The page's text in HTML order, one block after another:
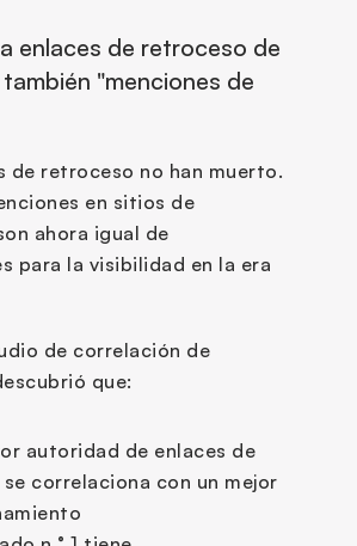
enlaces de retroceso de
"menciones de
de retroceso no han muerto.
en sitios de
ahora igual de
para la visibilidad en la era
de correlación de
que:
autoridad de enlaces de
correlaciona con un mejor